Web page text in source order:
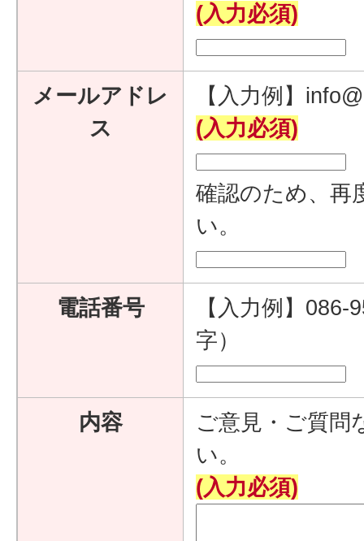
(入力必須)
メールアドレ
ス
【入力例】
(入力必須)
確認のため、再
い。
電話番号
【入力例】
字）
内容
ご意見・ご質問
い。
(入力必須)